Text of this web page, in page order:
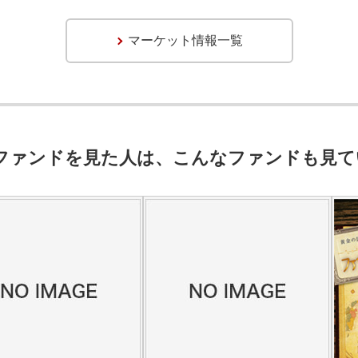
マーケット情報一覧
ァンドを見た人は、こんなファンドも見